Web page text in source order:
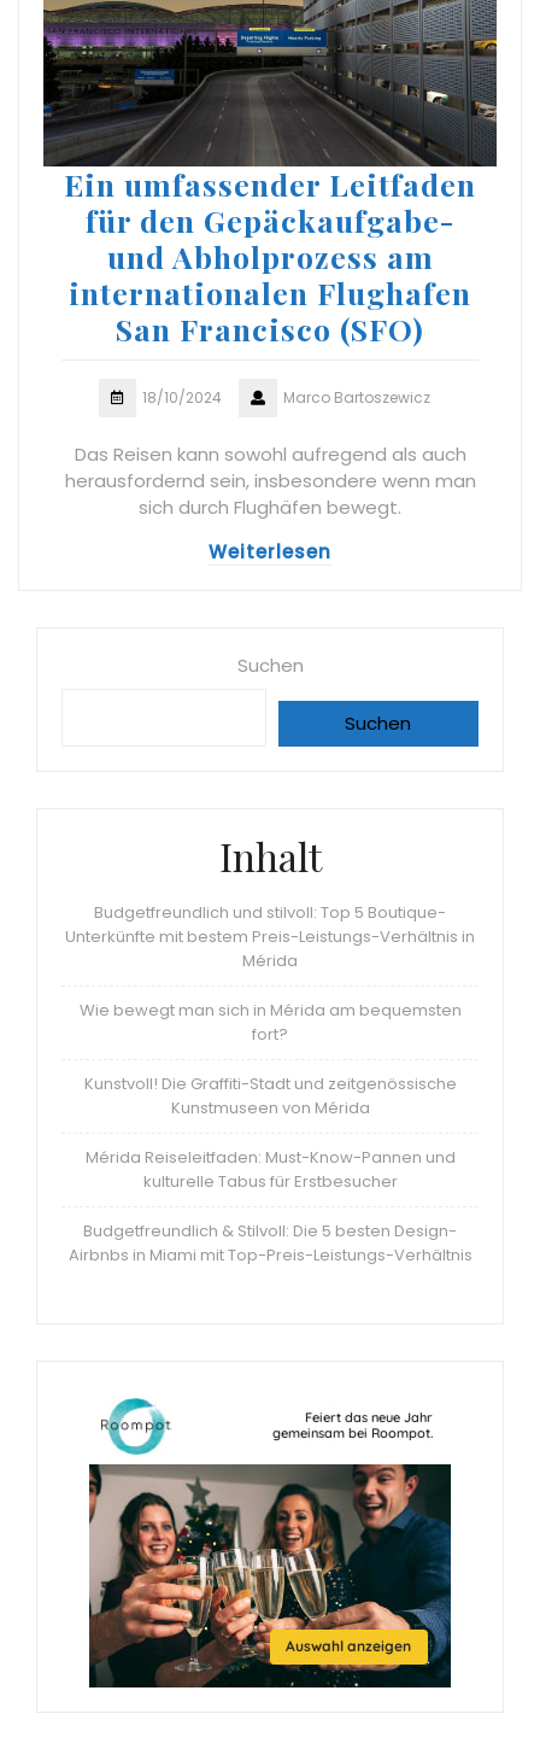
Ein umfassender Leitfaden
für den Gepäckaufgabe-
und Abholprozess am
internationalen Flughafen
San Francisco (SFO)
18/10/2024 Marco Bartoszewicz
Das Reisen kann sowohl aufregend als auch
herausfordernd sein, insbesondere wenn man
sich durch Flughäfen bewegt.
Weiterlesen
Suchen
Suchen
Inhalt
Budgetfreundlich und stilvoll: Top 5 Boutique-
Unterkünfte mit bestem Preis-Leistungs-Verhältnis in
Mérida
Wie bewegt man sich in Mérida am bequemsten
fort?
Kunstvoll! Die Graffiti-Stadt und zeitgenössische
Kunstmuseen von Mérida
Mérida Reiseleitfaden: Must-Know-Pannen und
kulturelle Tabus für Erstbesucher
Budgetfreundlich & Stilvoll: Die 5 besten Design-
Airbnbs in Miami mit Top-Preis-Leistungs-Verhältnis